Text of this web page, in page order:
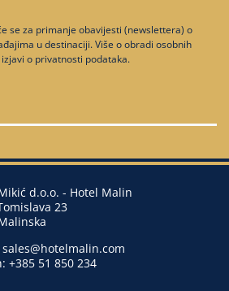
se za primanje obavijesti (newslettera) o
u destinaciji. Više o obradi osobnih
izjavi o privatnosti podataka.
d.o.o. - Hotel Malin
23
sales@hotelmalin.com
+385 51 850 234